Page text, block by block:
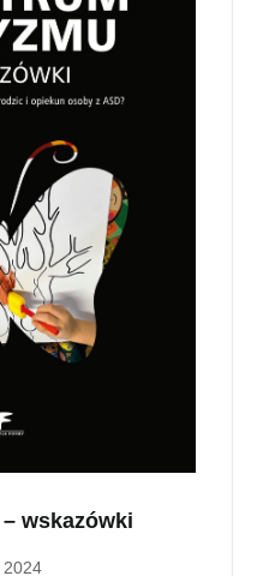
wskazówki
2024